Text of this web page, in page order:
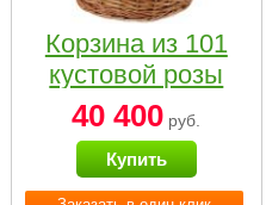
Корзина из 101
кустовой розы
нежных тонов
40 400 руб.
Купить